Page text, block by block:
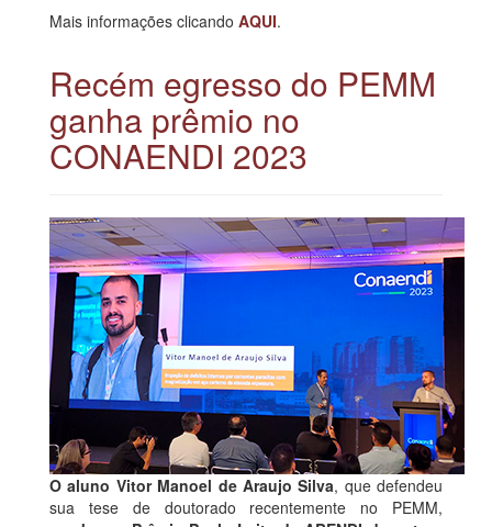
Mais informações clicando AQUI.
Recém egresso do PEMM
ganha prêmio no
CONAENDI 2023
O aluno Vitor Manoel de Araujo Silva, que defendeu
sua tese de doutorado recentemente no PEMM,